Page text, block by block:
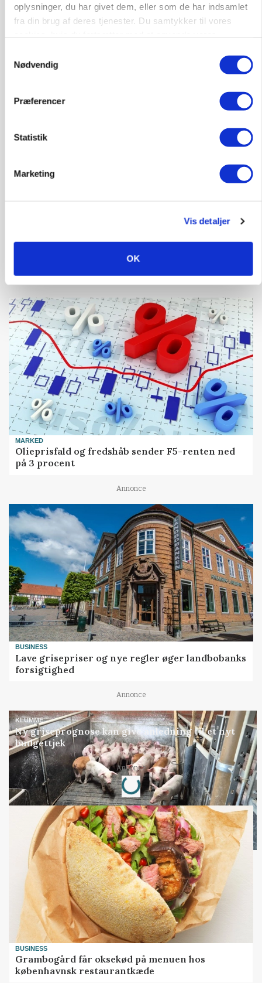
oplysninger, du har givet dem, eller som de har indsamlet
fra din brug af deres tjenester. Du samtykker til vores
Nødvendig
Præferencer
Statistik
Marketing
Vis detaljer
OK
KVÆG
500-600 køer i stort barmarksprojekt: Fra
Befriende, at topredaktør erkender, hun er
blevet klogere. Det kunne vi alle lære af
Annonce
Loading...
MARKED
Olieprisfald og fredshåb sender F5-renten ned
på 3 procent
Annonce
BUSINESS
Lave grisepriser og nye regler øger landbobanks
forsigtighed
Annonce
KLUMME
Ny griseprognose kan give anledning til et nyt
budgettjek
Annonce
Loading...
BUSINESS
Grambogård får oksekød på menuen hos
københavnsk restaurantkæde